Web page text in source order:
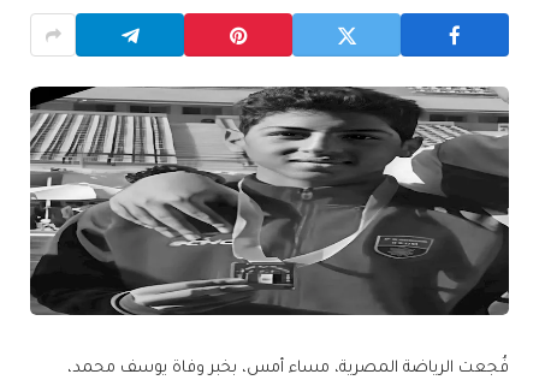
فُجعت الرياضة المصرية، مساء أمس، بخبر وفاة يوسف محمد،